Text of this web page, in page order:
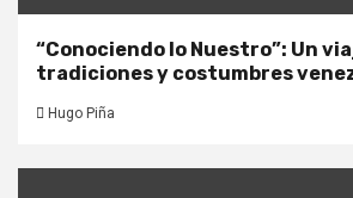
“Conociendo lo Nuestro”: Un
tradiciones y costumbres
Hugo Piña